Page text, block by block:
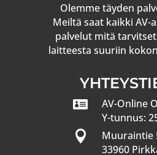
Olemme täyden
Meiltä saat kaikki AV-
palvelut mitä
laitteesta suuriin

AV-Online
Y-tunnus:

Muuraintie
33960